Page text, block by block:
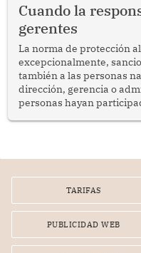
Cuando la
gerentes
La norma de protección
excepcionalmente,
también a las personas
dirección, gerencia o
personas hayan
por la frustrada
TARIFAS
PUBLICIDAD WEB